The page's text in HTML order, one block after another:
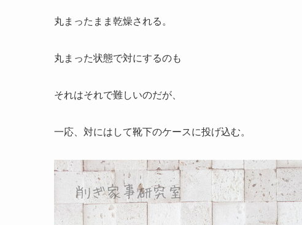
丸まったまま乾燥される。
丸まった状態で対にするのも
それはそれで難しいのだが、
一応、対にはして靴下のケースに投げ込む。